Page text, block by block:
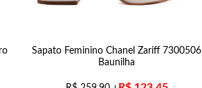
Sapato Feminino Chanel Zariff 7300506
Baunilha